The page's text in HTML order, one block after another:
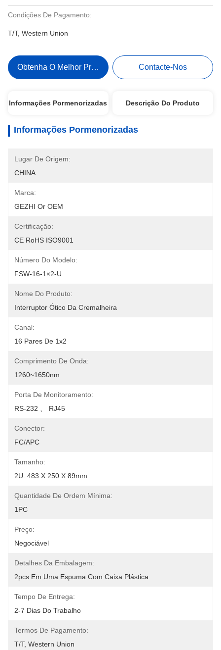
Condições De Pagamento:
T/T, Western Union
Obtenha O Melhor Preço Contacte-Nos
Informações Pormenorizadas Descrição Do Produto
Informações Pormenorizadas
Lugar De Origem:
CHINA
Marca:
GEZHI Or OEM
Certificação:
CE RoHS ISO9001
Número Do Modelo:
FSW-16-1×2-U
Nome Do Produto:
Interruptor Ótico Da Cremalheira
Canal:
16 Pares De 1x2
Comprimento De Onda:
1260~1650nm
Porta De Monitoramento:
RS-232 、 RJ45
Conector:
FC/APC
Tamanho:
2U: 483 X 250 X 89mm
Quantidade De Ordem Mínima:
1PC
Preço:
Negociável
Detalhes Da Embalagem:
2pcs Em Uma Espuma Com Caixa Plástica
Tempo De Entrega:
2-7 Dias Do Trabalho
Termos De Pagamento:
T/T, Western Union